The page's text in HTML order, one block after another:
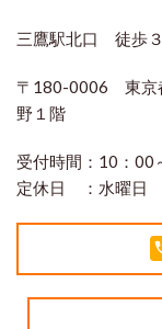
三鷹駅北口 徒歩
〒180-0006 東京
野１階
受付時間： 10：00
定休日 ： 水曜日